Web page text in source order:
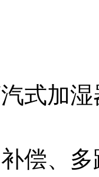
式加
偿、